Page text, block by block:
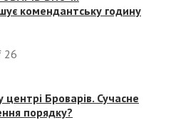
комендантську годину
26
Броварів. Сучасне
порядку?